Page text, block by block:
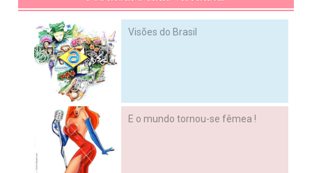
Visões do Brasil
E o mundo tornou-se fêmea !